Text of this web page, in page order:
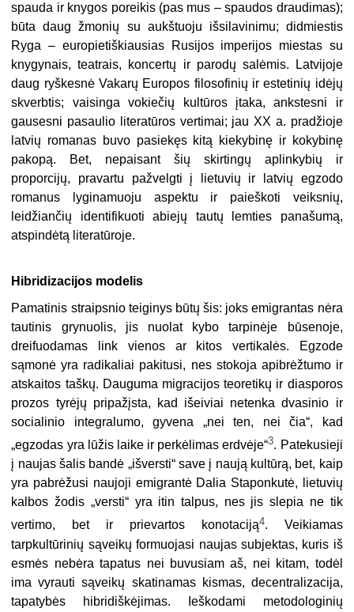
spauda ir knygos poreikis (pas mus – spaudos draudimas);
būta daug žmonių su aukštuoju išsilavinimu; didmiestis
Ryga – europietiškiausias Rusijos imperijos miestas su
knygynais, teatrais, koncertų ir parodų salėmis. Latvijoje
daug ryškesnė Vakarų Europos filosofinių ir estetinių idėjų
skverbtis; vaisinga vokiečių kultūros įtaka, ankstesni ir
gausesni pasaulio literatūros vertimai; jau XX a. pradžioje
latvių romanas buvo pasiekęs kitą kiekybinę ir kokybinę
pakopą. Bet, nepaisant šių skirtingų aplinkybių ir
proporcijų, pravartu pažvelgti į lietuvių ir latvių egzodo
romanus lyginamuoju aspektu ir paieškoti veiksnių,
leidžiančių identifikuoti abiejų tautų lemties panašumą,
atspindėtą literatūroje.
Hibridizacijos modelis
Pamatinis straipsnio teiginys būtų šis: joks emigrantas nėra
tautinis grynuolis, jis nuolat kybo tarpinėje būsenoje,
dreifuodamas link vienos ar kitos vertikalės. Egzode
sąmonė yra radikaliai pakitusi, nes stokoja apibrėžtumo ir
atskaitos taškų. Dauguma migracijos teoretikų ir diasporos
prozos tyrėjų pripažįsta, kad išeiviai netenka dvasinio ir
socialinio integralumo, gyvena „nei ten, nei čia“, kad
„egzodas yra lūžis laike ir perkėlimas erdvėje“3. Patekusieji
į naujas šalis bandė „išversti“ save į naują kultūrą, bet, kaip
yra pabrėžusi naujoji emigrantė Dalia Staponkutė, lietuvių
kalbos žodis „versti“ yra itin talpus, nes jis slepia ne tik
vertimo, bet ir prievartos konotaciją4. Veikiamas
tarpkultūrinių sąveikų formuojasi naujas subjektas, kuris iš
esmės nebėra tapatus nei buvusiam aš, nei kitam, todėl
ima vyrauti sąveikų skatinamas kismas, decentralizacija,
tapatybės hibridiškėjimas. Ieškodami metodologinių